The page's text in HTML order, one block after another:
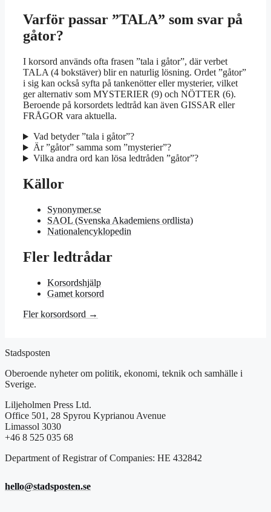
Varför passar ”TALA” som svar på
gåtor?
I korsord används ofta frasen ”tala i gåtor”, där verbet
TALA (4 bokstäver) blir en naturlig lösning. Ordet ”gåtor”
i sig kan också syfta på tankenötter eller mysterier, vilket
ger alternativ som MYSTERIER (9) och NÖTTER (6).
Beroende på korsordets ledtråd kan även GISSAR eller
FRÅGOR vara aktuella.
Vad betyder ”tala i gåtor”?
Är ”gåtor” samma som ”mysterier”?
Vilka andra ord kan lösa ledtråden ”gåtor”?
Källor
Synonymer.se
SAOL (Svenska Akademiens ordlista)
Nationalencyklopedin
Fler ledtrådar
Korsordshjälp
Gamet korsord
Fler korsordsord →
Stadsposten
Oberoende nyheter om politik, ekonomi, teknik och samhälle i
Sverige.
Liljeholmen Press Ltd.
Office 501, 28 Spyrou Kyprianou Avenue
Limassol 3030
+46 8 525 035 68
Department of Registrar of Companies: HE 432842
hello@stadsposten.se